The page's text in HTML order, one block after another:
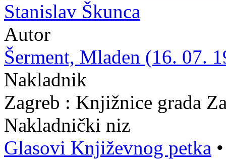
Stanislav Škunca
Autor
Šerment, Mladen (16. 07.
Nakladnik
Zagreb : Knjižnice grada
Nakladnički niz
Glasovi Književnog petka